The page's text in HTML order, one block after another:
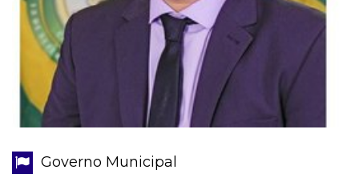
Governo Municipal